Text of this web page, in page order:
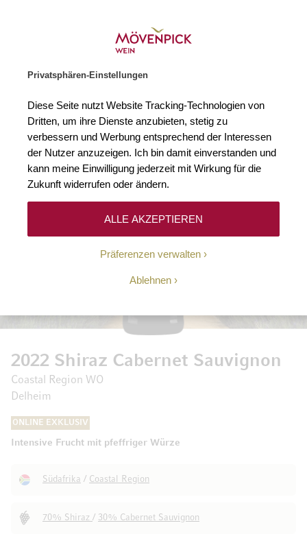
Privatsphären-Einstellungen
Diese Seite nutzt Website Tracking-Technologien von
Dritten, um ihre Dienste anzubieten, stetig zu
verbessern und Werbung entsprechend der Interessen
der Nutzer anzuzeigen. Ich bin damit einverstanden und
kann meine Einwilligung jederzeit mit Wirkung für die
Zukunft widerrufen oder ändern.
Präferenzen verwalten
Ablehnen
ALLE AKZEPTIEREN
2022 Shiraz Cabernet Sauvignon
Coastal Region WO
Delheim
ONLINE EXKLUSIV
Intensive Frucht mit pfeffriger Würze
Südafrika / Coastal Region
70% Shiraz / 30% Cabernet Sauvignon
Zum Ende der Bildgalerie springen
Zum Anfang der